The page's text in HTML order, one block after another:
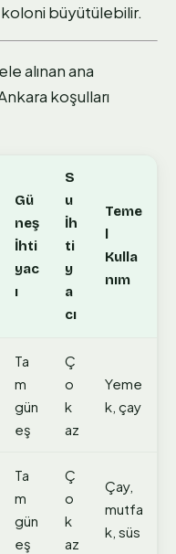
büyütülebilir.
alınan ana
koşulları
Gü
neş
İhti
yac
ı
S
u
İh
ti
y
a
cı
Teme
Kulla
nım
Ta
m
gün
eş
Ç
o
k
az
Yeme
k, çay
Ta
m
gün
eş
Ç
o
k
az
Çay,
mutfa
k, süs